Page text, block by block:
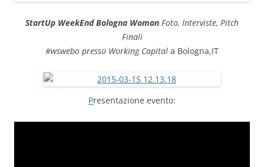
StartUp WeekEnd Bologna Woman Foto, Interviste, Pitch
Finali
#wswebo presso Working Capital a Bologna,IT
Presentazione evento: